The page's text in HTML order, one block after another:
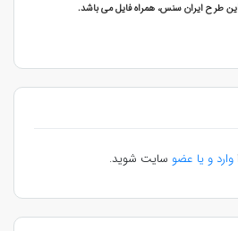
طرح ایران سنس، همراه فایل می باشد.
وارد و یا عضو سایت شوید.